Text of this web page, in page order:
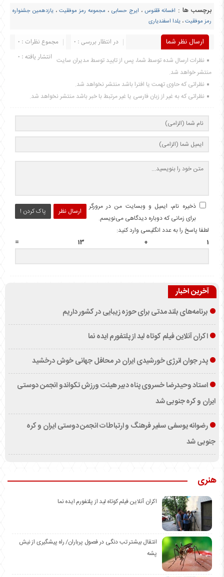
برچسب ها : افسانه ققنوس ، ایرج حسابی ، مجموعه رمز موفقیت، یازدهمین جشنواره
رمز موفقیت، یلدا اسفندیاری
ارسال نظر شما مجموع نظرات : 0
در انتظار بررسی : 0
انتشار یافته : 0 نظرات ارسال شده توسط شما، پس از تایید توسط مدیران سایت
منتشر خواهد شد.
نظراتی که حاوی تهمت یا افترا باشد منتشر نخواهد شد.
نظراتی که به غیر از زبان فارسی یا غیر مرتبط با خبر باشد منتشر نخواهد شد.
ارسال نظر پاک کردن !
ذخیره نام، ایمیل و وبسایت من در مرورگر
برای زمانی که دوباره دیدگاهی می‌نویسم.
لطفا پاسخ را به عدد انگلیسی وارد کنید:
1 + 13 =
آخرین اخبار
برنامه‌های بلند مدتی برای حوزه زیبایی در کشور داریم
اکران آنلاین فیلم کوتاه لید از پلتفورم ایده نما
پدر جوان انرژی خورشیدی ایران در محافل جهانی خوش درخشید
استاد وحیدرضا خسروی پناه دبیر هیئت ورزش تکواندو انجمن دوستی
ایران و کره جنوبی شد
رضوانه یوسفی سفیر فرهنگ و ارتباطات انجمن دوستی ایران و کره
جنوبی شد
هنری
اکران آنلاین فیلم کوتاه لید از پلتفورم ایده نما
انتقال بیشتر تب دنگی در فصول پرباران/ راه پیشگیری از نیش
پشه